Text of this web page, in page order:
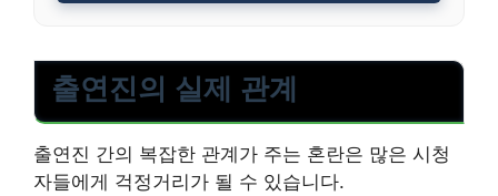
출연진의 실제 관계
출연진 간의 복잡한 관계가 주는 혼란은 많은 시청
자들에게 걱정거리가 될 수 있습니다.